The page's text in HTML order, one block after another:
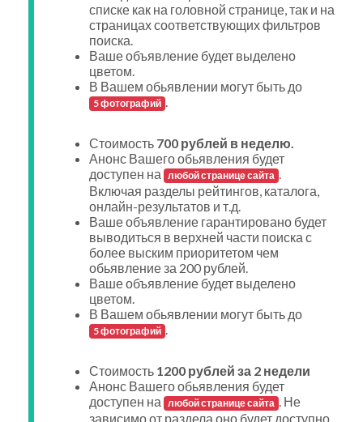
списке как на головной странице, так и на
страницах соответствующих фильтров
поиска.
Ваше объявление будет выделено
цветом.
В Вашем обьявлении могут быть до
5 фотографий .
Стоимость 700 рублей в неделю.
Анонс Вашего обьявления будет
доступен на любой странице сайта .
Включая разделы рейтингов, каталога,
онлайн-результатов и т.д.
Ваше объявление гарантировано будет
выводиться в верхней части поиска с
более выским приоритетом чем
обьявление за 200 рублей.
Ваше объявление будет выделено
цветом.
В Вашем обьявлении могут быть до
5 фотографий .
Стоимость 1200 рублей за 2 недели
Анонс Вашего обьявления будет
доступен на любой странице сайта . Не
зависимо от раздела оно будет доступно